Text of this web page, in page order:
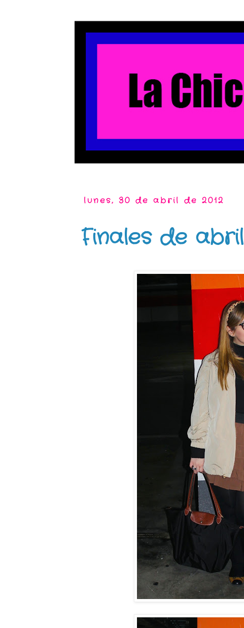
lunes, 30 de abril de 2012
Finales de abril